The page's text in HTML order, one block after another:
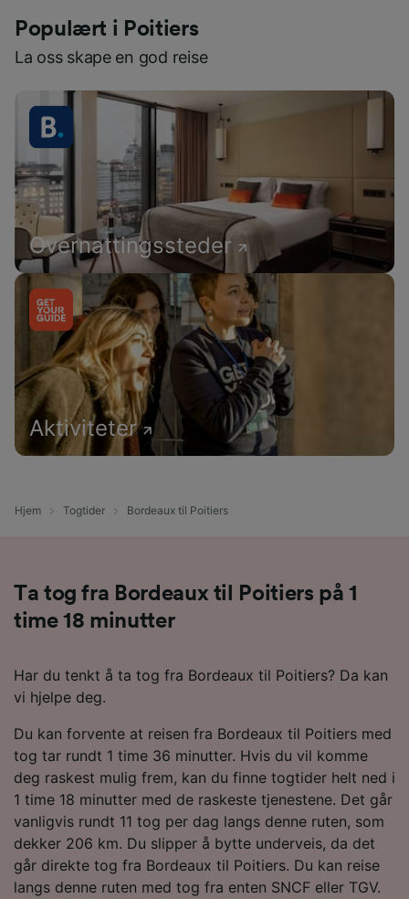
Populært i Poitiers
La oss skape en god reise
Overnattingssteder
Aktiviteter
Hjem Togtider Bordeaux til Poitiers
Ta tog fra Bordeaux til Poitiers på 1
time 18 minutter
Har du tenkt å ta tog fra Bordeaux til Poitiers? Da kan
vi hjelpe deg.
Du kan forvente at reisen fra Bordeaux til Poitiers med
tog tar rundt 1 time 36 minutter. Hvis du vil komme
deg raskest mulig frem, kan du finne togtider helt ned i
1 time 18 minutter med de raskeste tjenestene. Det går
vanligvis rundt 11 tog per dag langs denne ruten, som
dekker 206 km. Du slipper å bytte underveis, da det
går direkte tog fra Bordeaux til Poitiers. Du kan reise
langs denne ruten med tog fra enten SNCF eller TGV.